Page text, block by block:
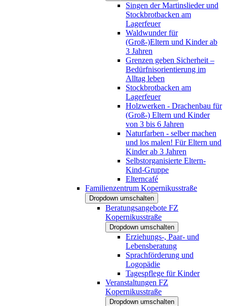
Singen der Martinslieder und
Stockbrotbacken am
Lagerfeuer
Waldwunder für
(Groß-)Eltern und Kinder ab
3 Jahren
Grenzen geben Sicherheit –
Bedürfnisorientierung im
Alltag leben
Stockbrotbacken am
Lagerfeuer
Holzwerken - Drachenbau für
(Groß-) Eltern und Kinder
von 3 bis 6 Jahren
Naturfarben - selber machen
und los malen! Für Eltern und
Kinder ab 3 Jahren
Selbstorganisierte Eltern-
Kind-Gruppe
Elterncafé
Familienzentrum Kopernikusstraße
Dropdown umschalten
Beratungsangebote FZ
Kopernikusstraße
Dropdown umschalten
Erziehungs-, Paar- und
Lebensberatung
Sprachförderung und
Logopädie
Tagespflege für Kinder
Veranstaltungen FZ
Kopernikusstraße
Dropdown umschalten